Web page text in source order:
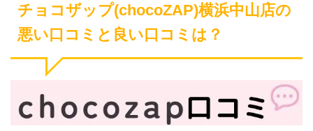
チョコザップ(chocoZAP)横浜中山店の
悪い口コミと良い口コミは？